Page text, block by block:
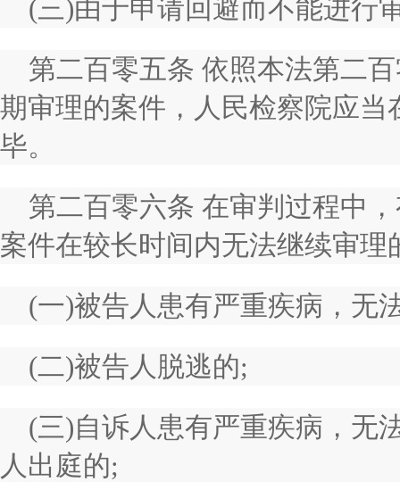
(三)由于申请回避而不能进行
第二百零五条 依照本法第二
期审理的案件，人民检察院应
毕。
第二百零六条 在审判过程中
案件在较长时间内无法继续审理
(一)被告人患有严重疾病，无
(二)被告人脱逃的;
(三)自诉人患有严重疾病，无
人出庭的;